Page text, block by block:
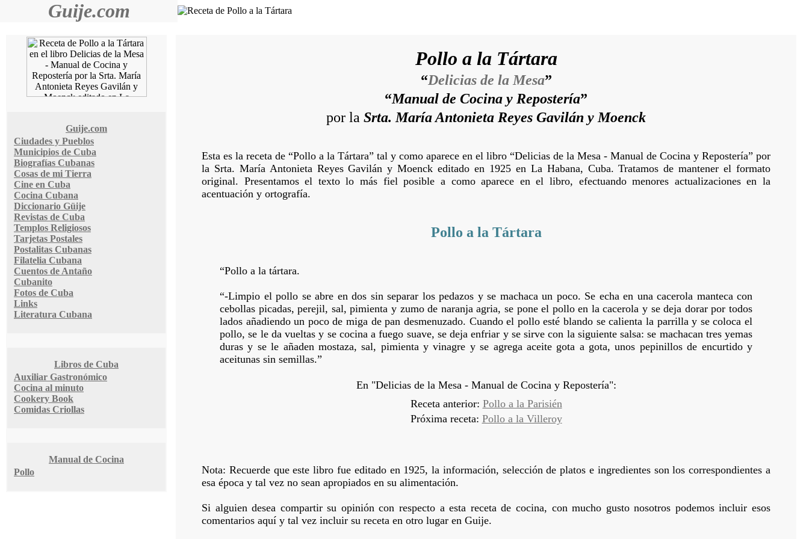
Guije.com
Guije.com
Ciudades y Pueblos
Municipios de Cuba
Biografías Cubanas
Cosas de mi Tierra
Cine en Cuba
Cocina Cubana
Diccionario Güije
Revistas de Cuba
Templos Religiosos
Tarjetas Postales
Postalitas Cubanas
Filatelia Cubana
Cuentos de Antaño
Cubanito
Fotos de Cuba
Links
Literatura Cubana
Libros de Cuba
Auxiliar Gastronómico
Cocina al minuto
Cookery Book
Comidas Criollas
Manual de Cocina
Pollo
Pollo a la Tártara
“Delicias de la Mesa”
“Manual de Cocina y Repostería”
por la Srta. María Antonieta Reyes Gavilán y Moenck
Esta es la receta de “Pollo a la Tártara” tal y como aparece en el libro “Delicias de la Mesa - Manual de Cocina y Repostería” por
la Srta. María Antonieta Reyes Gavilán y Moenck editado en 1925 en La Habana, Cuba. Tratamos de mantener el formato
original. Presentamos el texto lo más fiel posible a como aparece en el libro, efectuando menores actualizaciones en la
acentuación y ortografía.
Pollo a la Tártara
“Pollo a la tártara.
“-Limpio el pollo se abre en dos sin separar los pedazos y se machaca un poco. Se echa en una cacerola manteca con
cebollas picadas, perejil, sal, pimienta y zumo de naranja agria, se pone el pollo en la cacerola y se deja dorar por todos
lados añadiendo un poco de miga de pan desmenuzado. Cuando el pollo esté blando se calienta la parrilla y se coloca el
pollo, se le da vueltas y se cocina a fuego suave, se deja enfriar y se sirve con la siguiente salsa: se machacan tres yemas
duras y se le añaden mostaza, sal, pimienta y vinagre y se agrega aceite gota a gota, unos pepinillos de encurtido y
aceitunas sin semillas.”
En "Delicias de la Mesa - Manual de Cocina y Repostería":
Receta anterior: Pollo a la Parisién
Próxima receta: Pollo a la Villeroy
Nota: Recuerde que este libro fue editado en 1925, la información, selección de platos e ingredientes son los correspondientes a
esa época y tal vez no sean apropiados en su alimentación.
Si alguien desea compartir su opinión con respecto a esta receta de cocina, con mucho gusto nosotros podemos incluir esos
comentarios aquí y tal vez incluir su receta en otro lugar en Guije.